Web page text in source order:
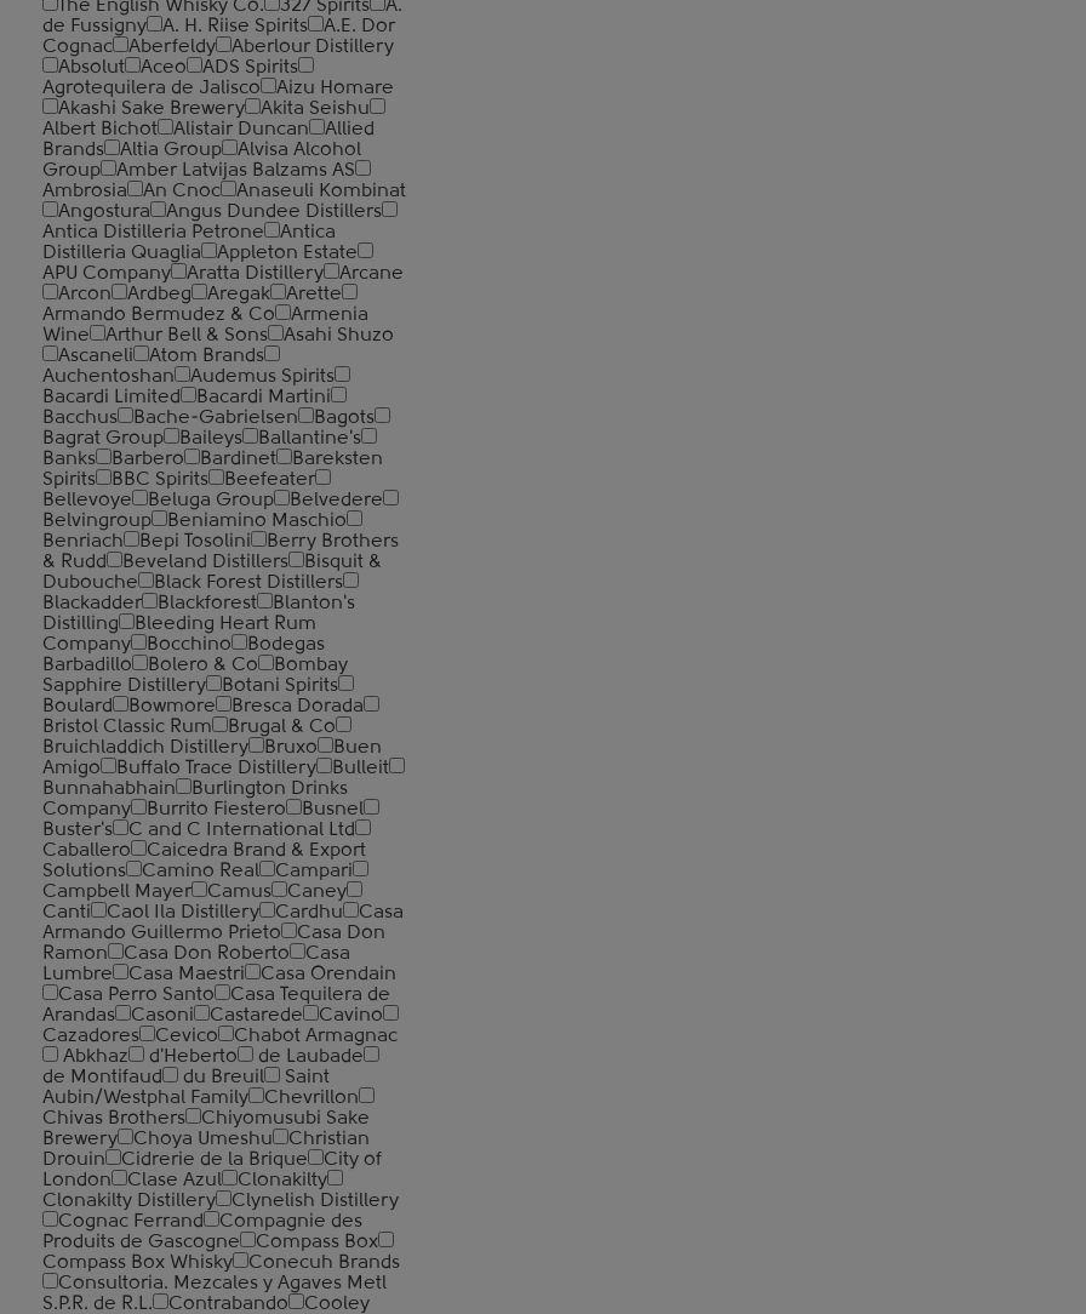
The English Whisky Co.
327 Spirits
A.
de Fussigny
A. H. Riise Spirits
A.E. Dor
Cognac
Aberfeldy
Aberlour Distillery
Absolut
Aceo
ADS Spirits
Agrotequilera de Jalisco
Aizu Homare
Akashi Sake Brewery
Akita Seishu
Albert Bichot
Alistair Duncan
Allied
Brands
Altia Group
Alvisa Alcohol
Group
Amber Latvijas Balzams AS
Ambrosia
An Cnoc
Anaseuli Kombinat
Angostura
Angus Dundee Distillers
Antica Distilleria Petrone
Antica
Distilleria Quaglia
Appleton Estate
APU Company
Aratta Distillery
Arcane
Arcon
Ardbeg Aregak
Arette
Armando Bermudez & Co
Armenia
Wine
Arthur Bell & Sons
Asahi Shuzo
Ascaneli
Atom Brands
Auchentoshan
Audemus Spirits
Bacardi Limited
Bacardi Martini
Bacchus
Bache-Gabrielsen
Bagots
Bagrat Group
Baileys
Ballantine's
Banks
Barbero Bardinet
Bareksten
Spirits
BBC Spirits
Beefeater
Bellevoye
Beluga Group
Belvedere
Belvingroup
Beniamino Maschio
Benriach
Bepi Tosolini
Berry Brothers
& Rudd
Beveland Distillers
Bisquit &
Dubouche
Black Forest Distillers
Blackadder
Blackforest
Blanton's
Distilling
Bleeding Heart Rum
Company
Bocchino
Bodegas
Barbadillo
Bolero & Co
Bombay
Sapphire Distillery
Botani Spirits
Boulard
Bowmore
Bresca Dorada
Bristol Classic Rum
Brugal & Co
Bruichladdich Distillery
Bruxo
Buen
Amigo
Buffalo Trace Distillery
Bulleit
Bunnahabhain
Burlington Drinks
Company
Burrito Fiestero
Busnel
Buster's
C and C International Ltd
Caballero
Caicedra Brand & Export
Solutions
Camino Real
Campari
Campbell Mayer
Camus
Caney
Canti
Caol Ila Distillery Cardhu
Casa
Armando Guillermo Prieto
Casa Don
Ramon
Casa Don Roberto
Casa
Lumbre
Casa Maestri
Casa Orendain
Casa Perro Santo
Casa Tequilera de
Arandas
Casoni Castarede
Cavino
Cazadores
Cevico
Chabot Armagnac
Abkhaz
d'Heberto
de Laubade
de Montifaud
du Breuil
Saint
Aubin/Westphal Family
Chevrillon
Chivas Brothers
Chiyomusubi Sake
Brewery
Choya Umeshu
Christian
Drouin
Cidrerie de la Brique
City of
London
Clase Azul
Clonakilty
Clonakilty Distillery
Clynelish Distillery
Cognac Ferrand
Compagnie des
Produits de Gascogne
Compass Box
Compass Box Whisky
Conecuh Brands
Consultoria. Mezcales y Agaves Metl
S.P.R. de R.L.
Contrabando Cooley